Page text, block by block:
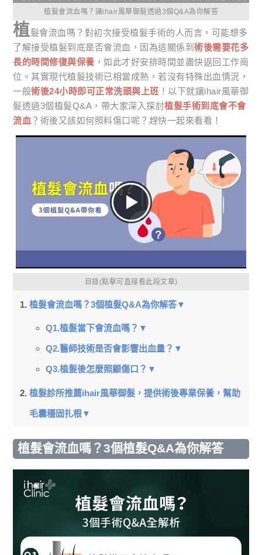
植髮會流血嗎？讓ihair風華御髮透過3個Q&A為你解答
植髮會流血嗎？對初次接受植髮手術的人而言，可能想多
了解接受植髮到底是否會流血，因為這關係到 術後需要花多
長的時間修復與保養 ，如此才好安排時間並盡快返回工作崗
位。其實現代植髮技術已相當成熟，若沒有特殊出血情況，
一般術後24小時即可正常洗頭與上班 ！以下就讓ihair風華御
髮透過3個植髮Q&A，帶大家深入探討植髮手術到底會不會
流血 ？術後又該如何照料傷口呢？趕快一起來看看！
目錄(點擊可直接看此段文章)
植髮會流血嗎？3個植髮Q&A為你解答▼
Q1.植髮當下會流血嗎？▼
Q2.醫師技術是否會影響出血量？▼
Q3.植髮後怎麼照顧傷口？▼
植髮診所推薦ihair風華御髮，提供術後專業保養，幫助
毛囊穩固扎根▼
植髮會流血嗎？3個植髮Q&A為你解答